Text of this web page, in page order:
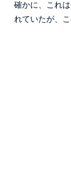
確かに、これ
れていたが、